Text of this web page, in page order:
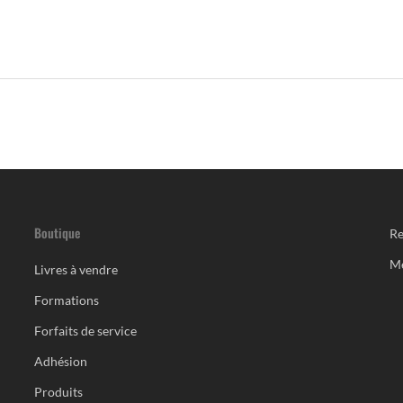
Boutique
Livres à vendre
Formations
Forfaits de service
Adhésion
Produits